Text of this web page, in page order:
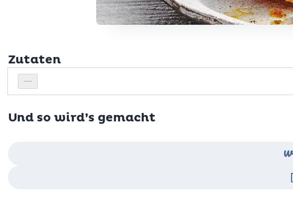
Zutaten
Personenanzahl verringern
Personenanzahl
Und so wird’s gemacht